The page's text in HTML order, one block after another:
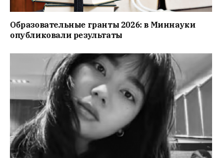
Образовательные гранты 2026: в Миннауки
опубликовали результаты